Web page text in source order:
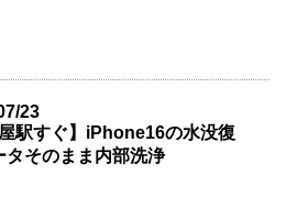
23
屋駅すぐ】iPhone16の水没復
タそのまま内部洗浄